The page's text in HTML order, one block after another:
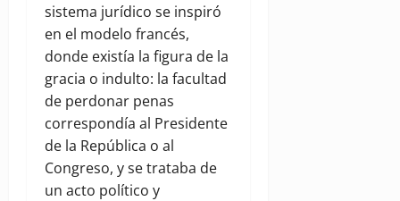
sistema jurídico se inspiró
en el modelo francés,
donde existía la figura de la
gracia o indulto: la facultad
de perdonar penas
correspondía al Presidente
de la República o al
Congreso, y se trataba de
un acto político y